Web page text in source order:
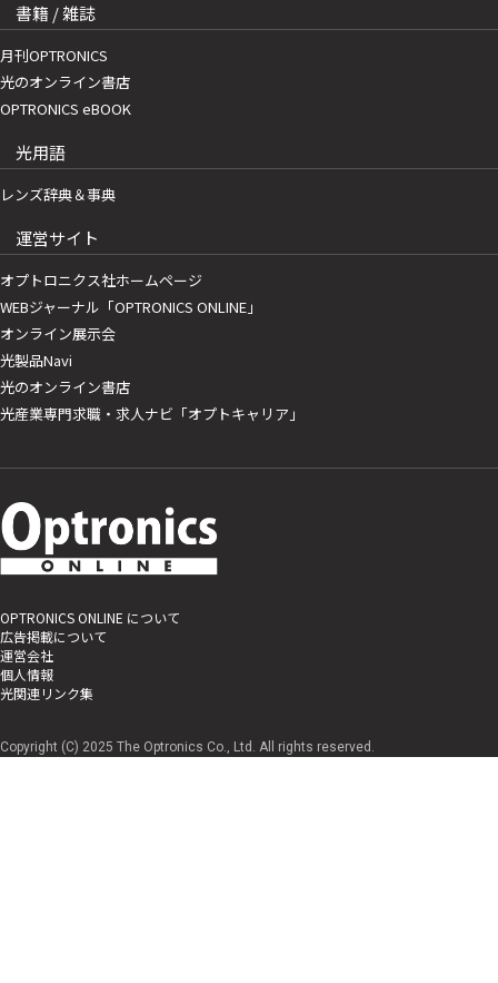
書籍 / 雑誌
月刊OPTRONICS
光のオンライン書店
OPTRONICS eBOOK
光用語
レンズ辞典＆事典
運営サイト
オプトロニクス社ホームページ
WEBジャーナル「OPTRONICS ONLINE」
オンライン展示会
光製品Navi
光のオンライン書店
光産業専門求職・求人ナビ「オプトキャリア」
OPTRONICS ONLINE について
広告掲載について
運営会社
個人情報
光関連リンク集
Copyright (C) 2025 The Optronics Co., Ltd. All rights reserved.